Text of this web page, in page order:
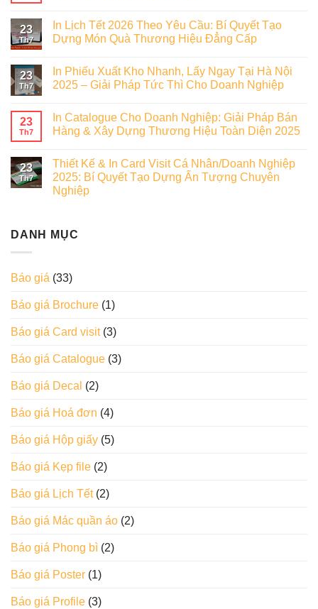
23
Th7
In Lịch Tết 2026 Theo Yêu Cầu: Bí Quyết Tạo
Dựng Món Quà Thương Hiệu Đẳng Cấp
23
Th7
In Phiếu Xuất Kho Nhanh, Lấy Ngay Tại Hà Nội
2025 – Giải Pháp Tức Thì Cho Doanh Nghiệp
23
Th7
In Catalogue Cho Doanh Nghiệp: Giải Pháp Bán
Hàng & Xây Dựng Thương Hiệu Toàn Diện 2025
23
Th7
Thiết Kế & In Card Visit Cá Nhân/Doanh Nghiệp
2025: Bí Quyết Tạo Dựng Ấn Tượng Chuyên
Nghiệp
DANH MỤC
Báo giá (33)
Báo giá Brochure (1)
Báo giá Card visit(3)
Báo giá Catalogue (3)
Báo giá Decal (2)
Báo giá Hoá đơn (4)
Báo giá Hộp giấy (5)
Báo giá Kẹp file (2)
Báo giá Lịch Tết(2)
Báo giá Mác quần áo (2)
Báo giá Phong bì (2)
Báo giá Poster (1)
Báo giá Profile (3)